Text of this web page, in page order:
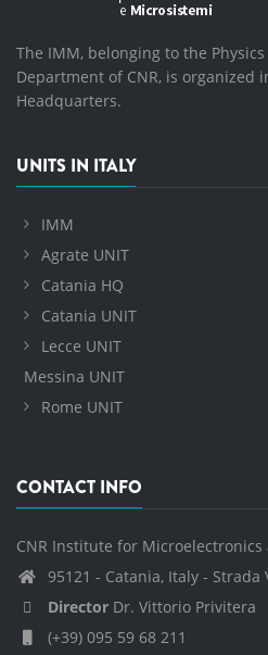
The IMM, belonging to the
Department of CNR, is organized
Headquarters.
UNITS IN ITALY
IMM
Agrate UNIT
Catania HQ
Catania UNIT
Lecce UNIT
Messina UNIT
Rome UNIT
CONTACT INFO
CNR Institute for Microelectronics
95121 - Catania, Italy - Strada
Director Dr. Vittorio Privitera
(+39) 095 59 68 211